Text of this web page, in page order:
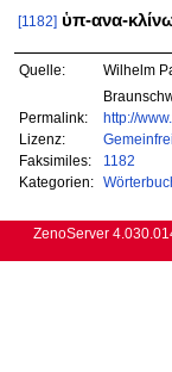
[1182] ὑπ-ανα-
Quelle:
Wilhelm
Permalink:
http://
Lizenz:
Gemeinfrei
Faksimiles:
1182
Kategorien:
ZenoServer